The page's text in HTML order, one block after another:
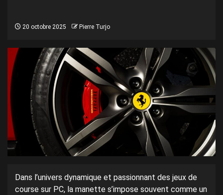
20 octobre 2025 Pierre Turjo
Dans l’univers dynamique et passionnant des jeux de
course sur PC, la manette s’impose souvent comme un